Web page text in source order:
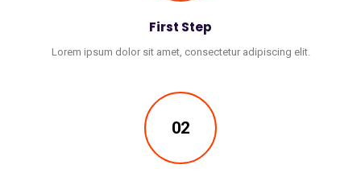
First Step
Lorem ipsum dolor sit amet, consectetur adipiscing elit.
02